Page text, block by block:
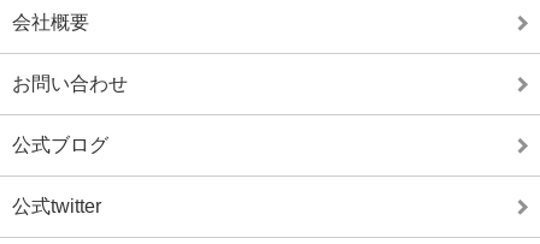
会社概要
お問い合わせ
公式ブログ
公式twitter